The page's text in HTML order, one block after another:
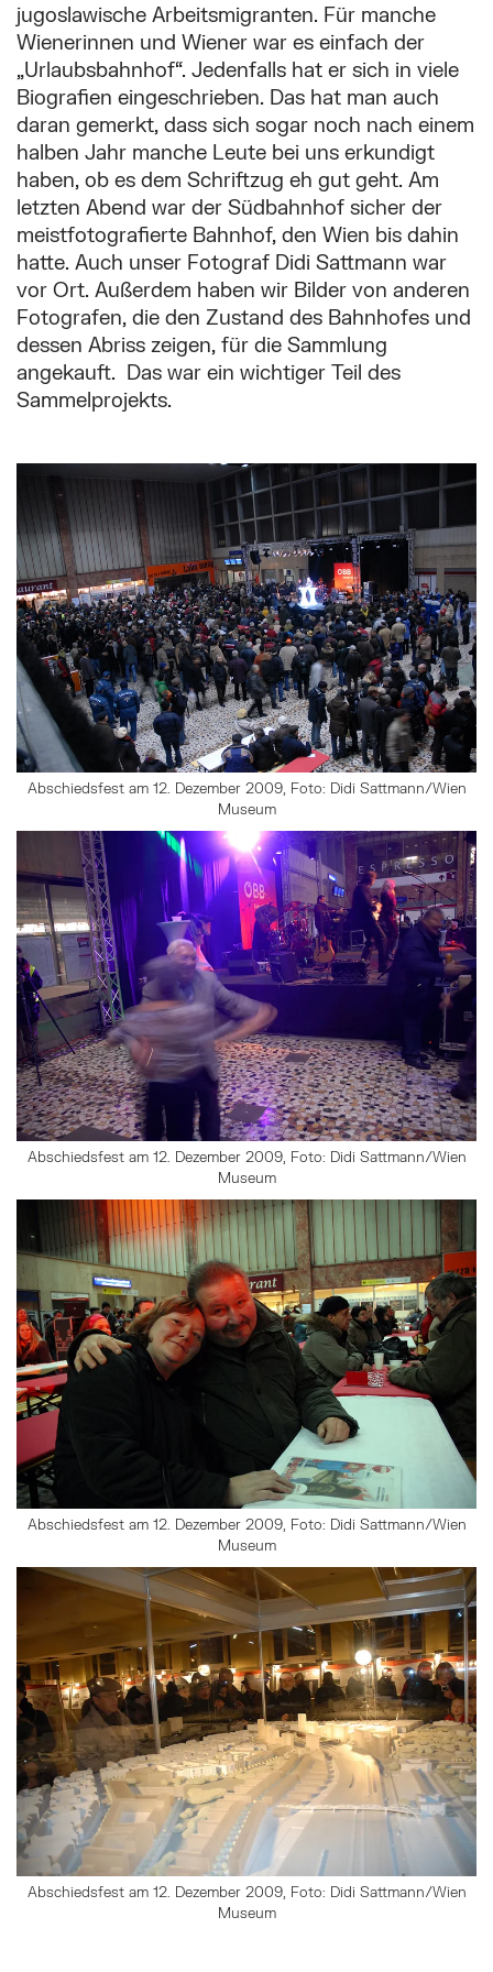
jugoslawische Arbeitsmigranten. Für manche
Wienerinnen und Wiener war es einfach der
„Urlaubsbahnhof“. Jedenfalls hat er sich in viele
Biografien eingeschrieben. Das hat man auch
daran gemerkt, dass sich sogar noch nach einem
halben Jahr manche Leute bei uns erkundigt
haben, ob es dem Schriftzug eh gut geht. Am
letzten Abend war der Südbahnhof sicher der
meistfotografierte Bahnhof, den Wien bis dahin
hatte. Auch unser Fotograf Didi Sattmann war
vor Ort. Außerdem haben wir Bilder von anderen
Fotografen, die den Zustand des Bahnhofes und
dessen Abriss zeigen, für die Sammlung
angekauft. Das war ein wichtiger Teil des
Sammelprojekts.
Abschiedsfest am 12. Dezember 2009, Foto: Didi Sattmann/Wien
Museum
Abschiedsfest am 12. Dezember 2009, Foto: Didi Sattmann/Wien
Museum
Abschiedsfest am 12. Dezember 2009, Foto: Didi Sattmann/Wien
Museum
Abschiedsfest am 12. Dezember 2009, Foto: Didi Sattmann/Wien
Museum